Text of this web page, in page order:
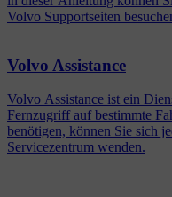
Volvo Supportseiten
Volvo Assistance
Volvo Assistance ist ein
Fernzugriff auf bestimmte
benötigen, können Sie sich
Servicezentrum wenden.